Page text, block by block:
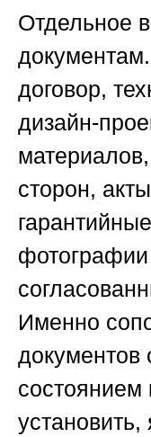
Отдельное
договор,
дизайн-
сторон,
Именно
документов
состоянием
установить,